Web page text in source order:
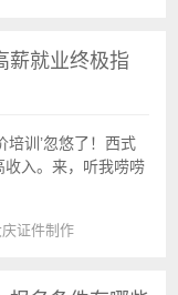
薪就业终极指
培训’忽悠了！西式
入。来，听我唠唠
庆证件制作